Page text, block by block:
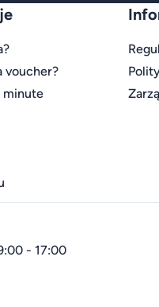
voucher?
minute
- 17:00